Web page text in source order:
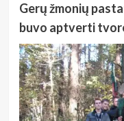
Gerų žmonių
buvo aptverti